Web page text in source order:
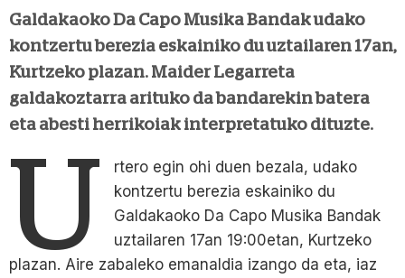
Galdakaoko Da Capo Musika Bandak udako
kontzertu berezia eskainiko du uztailaren 17an,
Kurtzeko plazan. Maider Legarreta
galdakoztarra arituko da bandarekin batera
eta abesti herrikoiak interpretatuko dituzte.
U
rtero egin ohi duen bezala, udako
kontzertu berezia eskainiko du
Galdakaoko Da Capo Musika Bandak
uztailaren 17an 19:00etan, Kurtzeko
plazan. Aire zabaleko emanaldia izango da eta, iaz